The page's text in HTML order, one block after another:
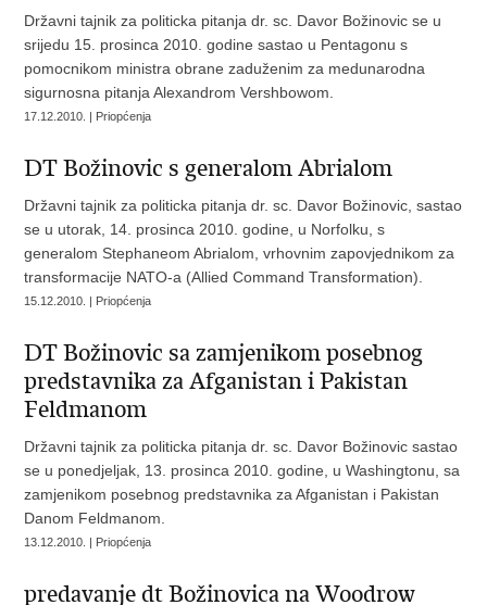
Državni tajnik za politicka pitanja dr. sc. Davor Božinovic se u
srijedu 15. prosinca 2010. godine sastao u Pentagonu s
pomocnikom ministra obrane zaduženim za medunarodna
sigurnosna pitanja Alexandrom Vershbowom.
17.12.2010. | Priopćenja
DT Božinovic s generalom Abrialom
Državni tajnik za politicka pitanja dr. sc. Davor Božinovic, sastao
se u utorak, 14. prosinca 2010. godine, u Norfolku, s
generalom Stephaneom Abrialom, vrhovnim zapovjednikom za
transformacije NATO-a (Allied Command Transformation).
15.12.2010. | Priopćenja
DT Božinovic sa zamjenikom posebnog
predstavnika za Afganistan i Pakistan
Feldmanom
Državni tajnik za politicka pitanja dr. sc. Davor Božinovic sastao
se u ponedjeljak, 13. prosinca 2010. godine, u Washingtonu, sa
zamjenikom posebnog predstavnika za Afganistan i Pakistan
Danom Feldmanom.
13.12.2010. | Priopćenja
predavanje dt Božinovica na Woodrow